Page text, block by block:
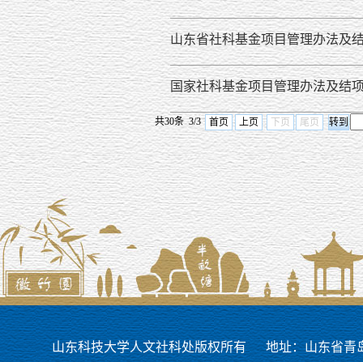
山东省社科基金项目管理办法及
国家社科基金项目管理办法及结
共30条 3/3 首页 上页 下页 尾页
山东科技大学人文社科处版权所有
地址：山东省